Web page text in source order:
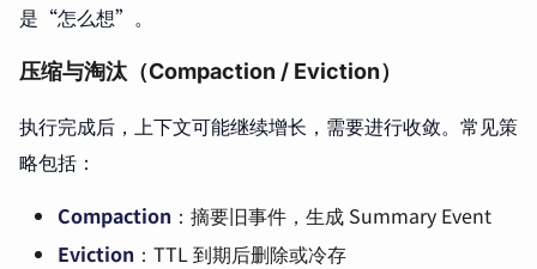
是“怎么想”。
压缩与淘汰（Compaction / Eviction）
执行完成后，上下文可能继续增长，需要进行收敛。常见策
略包括：
Compaction ：摘要旧事件，生成 Summary Event
Eviction ：TTL 到期后删除或冷存